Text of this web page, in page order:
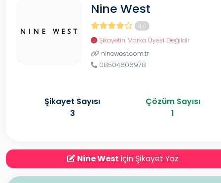
Nine West
4,0
Şikayetin Marka Üyesi Değildir
ninewest.com.tr
08504606978
Şikayet Sayısı
3
Çözüm Sayısı
1
Nine West için Şikayet Yaz